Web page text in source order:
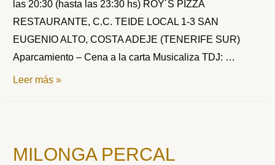
las 20:30 (hasta las 23:30 hs) ROY´S PIZZA
RESTAURANTE, C.C. TEIDE LOCAL 1-3 SAN
EUGENIO ALTO, COSTA ADEJE (TENERIFE SUR)
Aparcamiento – Cena a la carta Musicaliza TDJ: …
MILONGA
Leer más »
MILONGA PERCAL